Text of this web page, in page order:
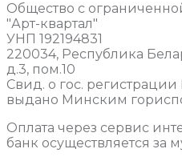
Общество с
"Арт-квартал"
УНП 192194831
220034, Республика
д.3, пом.10
Свид. о гос. регистрации
выдано Минским
Оплата через сервис
банк осуществляется за